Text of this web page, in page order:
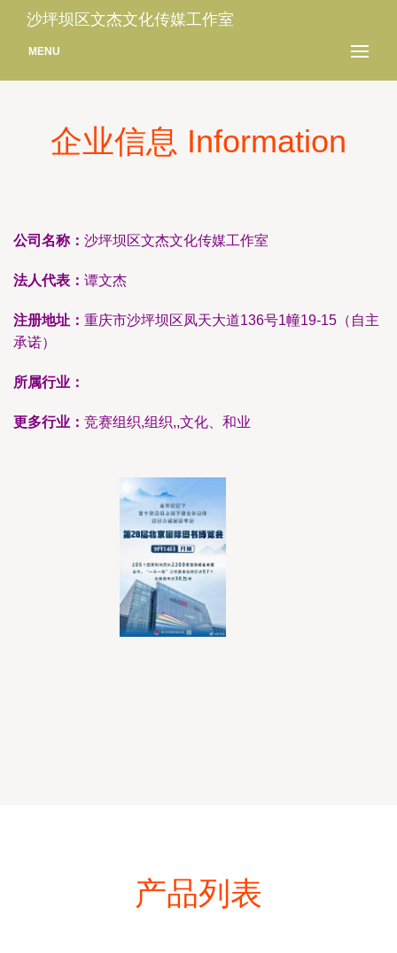
沙坪坝区文杰文化传媒工作室
MENU
企业信息 Information
公司名称： 沙坪坝区文杰文化传媒工作室
法人代表： 谭文杰
注册地址： 重庆市沙坪坝区凤天大道136号1幢19-15（自主
承诺）
所属行业：
更多行业： 竞赛组织,组织,,文化、和业
产品列表